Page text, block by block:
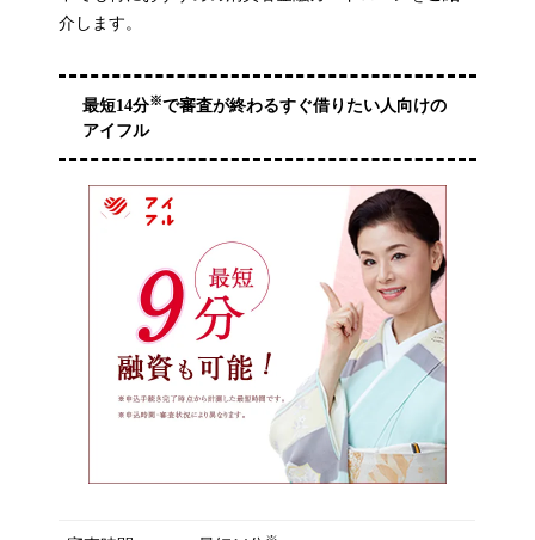
介します。
最短14分※で審査が終わるすぐ借りたい人向けの
アイフル